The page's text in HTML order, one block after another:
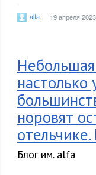
alfa 19 апреля
настолько
норовят
Блог им. alfa